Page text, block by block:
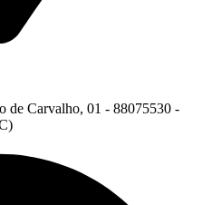
de Carvalho, 01 - 88075530 -